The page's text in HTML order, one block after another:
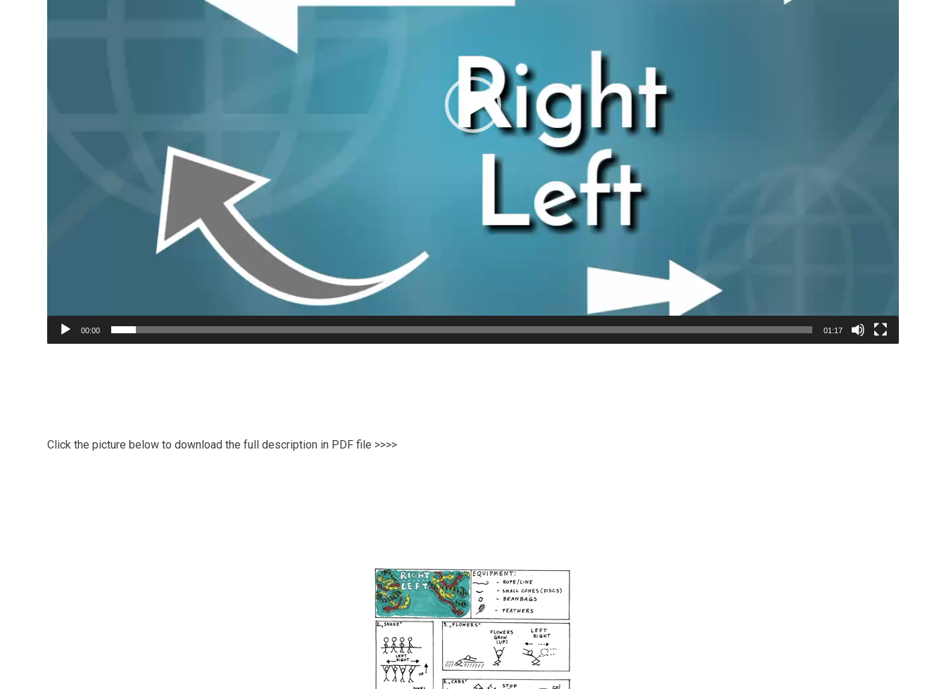
00:00 01:17
Click the picture below to download the full description in PDF file >>>>